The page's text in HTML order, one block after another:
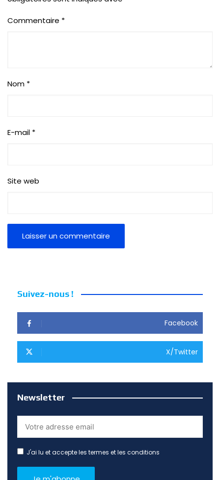
Commentaire *
Nom *
E-mail *
Site web
Suivez-nous !
Facebook
X/Twitter
Newsletter
J'ai lu et accepte les termes et les conditions